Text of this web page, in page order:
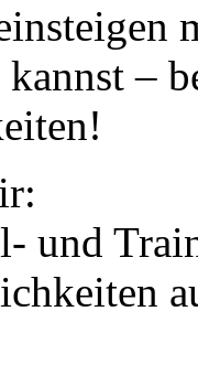
kannst –
und